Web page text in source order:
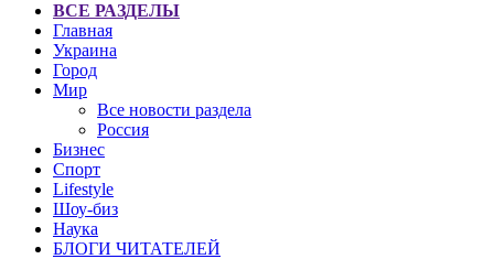
ВСЕ РАЗДЕЛЫ
Главная
Украина
Город
Мир
Все новости раздела
Россия
Бизнес
Спорт
Lifestyle
Шоу-биз
Наука
БЛОГИ ЧИТАТЕЛЕЙ